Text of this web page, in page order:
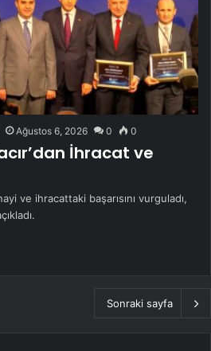
Ağustos 6, 2026 0 0
İhracat ve
ve ihracattaki başarısını vurguladı,
Sonraki sayfa